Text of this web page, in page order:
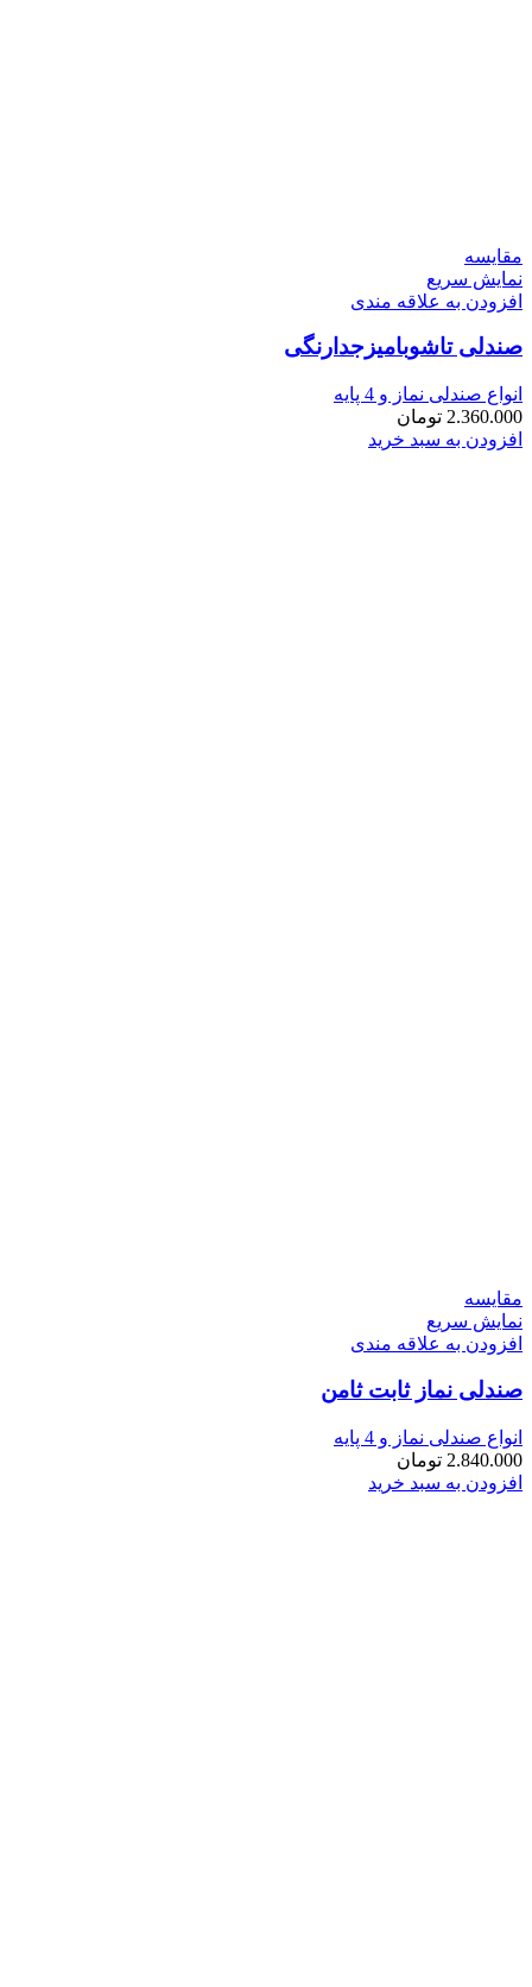
مقايسه
نمایش سریع
افزودن به علاقه مندی
صندلی تاشوبامیزجدارنگی
انواع صندلی نماز و 4 پایه
2.360.000 تومان
افزودن به سبد خرید
مقايسه
نمایش سریع
افزودن به علاقه مندی
صندلی نماز ثابت ثامن
انواع صندلی نماز و 4 پایه
2.840.000 تومان
افزودن به سبد خرید